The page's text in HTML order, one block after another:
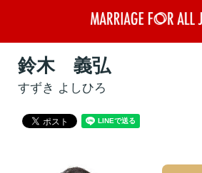
鈴木 義弘
すずき よしひろ